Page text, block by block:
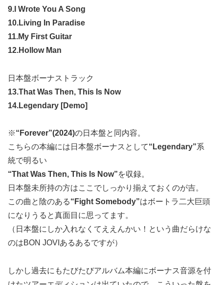
9.I Wrote You A Song
10.Living In Paradise
11.My First Guitar
12.Hollow Man
日本盤ボーナストラック
13.That Was Then, This Is Now
14.Legendary [Demo]
※“Forever”(2024)の日本盤と同内容。
こちらの本編には日本盤ボーナスとして“Legendary”系
統で明るい
“That Was Then, This Is Now”を収録。
日本盤未所持の方はここでしっかり揃えておくのが吉。
この曲と陰のある“Fight Somebody”はボートラ二大巨頭
になりうると真面目に思ってます。
（日本盤にしか入れなくてええんかい！という曲だらけな
のはBON JOVIあるあるですが）
しかし過去にもたびたびアルバム本編にボーナス音源を付